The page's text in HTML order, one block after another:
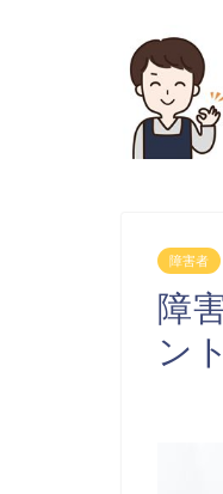
障害者
障
ン